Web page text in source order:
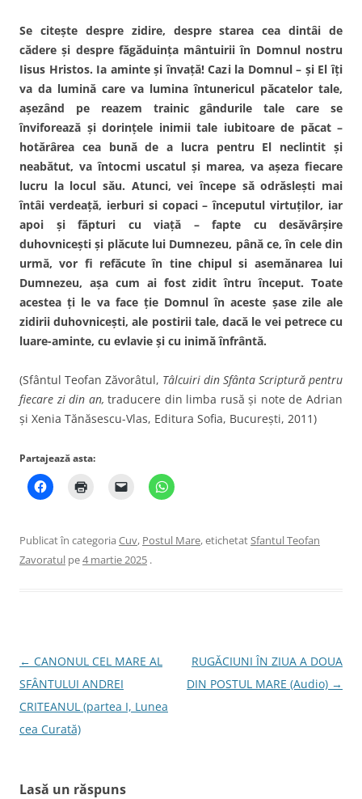
Se citeşte despre zidire, despre starea cea dintâi de
cădere şi despre făgăduinţa mântuirii în Domnul nostru
Iisus Hristos. Ia aminte şi învaţă! Cazi la Domnul – şi El îţi
va da lumină care va lumina întunericul păcatelor tale,
aşezând pe reazem trainic gândurile tale care se
înviforează şi dorinţele inimii tale iubitoare de păcat –
hotărârea cea bună de a lucra pentru El neclintit și
neabătut, va întocmi uscatul şi marea, va aşeza fiecare
lucru la locul său. Atunci, vei începe să odrăsleşti mai
întâi verdeaţă, ierburi si copaci – începutul virtuţilor, iar
apoi şi făpturi cu viaţă – fapte cu desăvârşire
duhovniceşti şi plăcute lui Dumnezeu, până ce, în cele din
urmă, vor fi refăcute în tine chipul si asemănarea lui
Dumnezeu, aşa cum ai fost zidit întru început. Toate
acestea ţi le va face ţie Domnul în aceste şase zile ale
zidirii duhovniceşti, ale postirii tale, dacă le vei petrece cu
luare-aminte, cu evlavie şi cu inimă înfrântă.
(Sfântul Teofan Zăvorâtul, Tâlcuiri din Sfânta Scriptură pentru
fiecare zi din an, traducere din limba rusă și note de Adrian
și Xenia Tănăsescu-Vlas, Editura Sofia, București, 2011)
Partajează asta:
Publicat în categoria Cuv, Postul Mare, etichetatSfantul Teofan
Zavoratul pe4 martie 2025 .
Navigare
în
articole
← CANONUL CEL MARE AL
SFÂNTULUI ANDREI
CRITEANUL (partea I, Lunea
cea Curată)
RUGĂCIUNI ÎN ZIUA A DOUA
DIN POSTUL MARE (Audio) →
Lasă un răspuns